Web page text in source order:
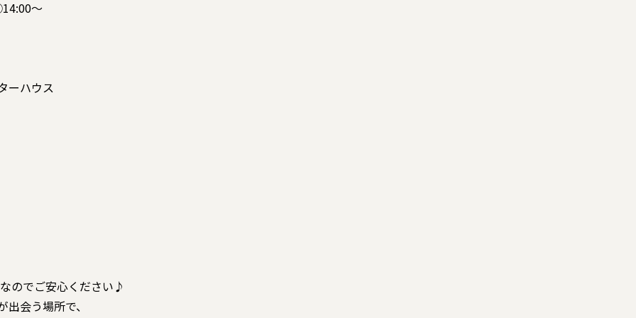
〜
ーハウス
のでご安心ください♪
会う場所で、